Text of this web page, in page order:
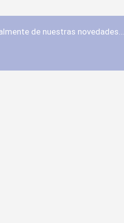
de nuestras novedades…